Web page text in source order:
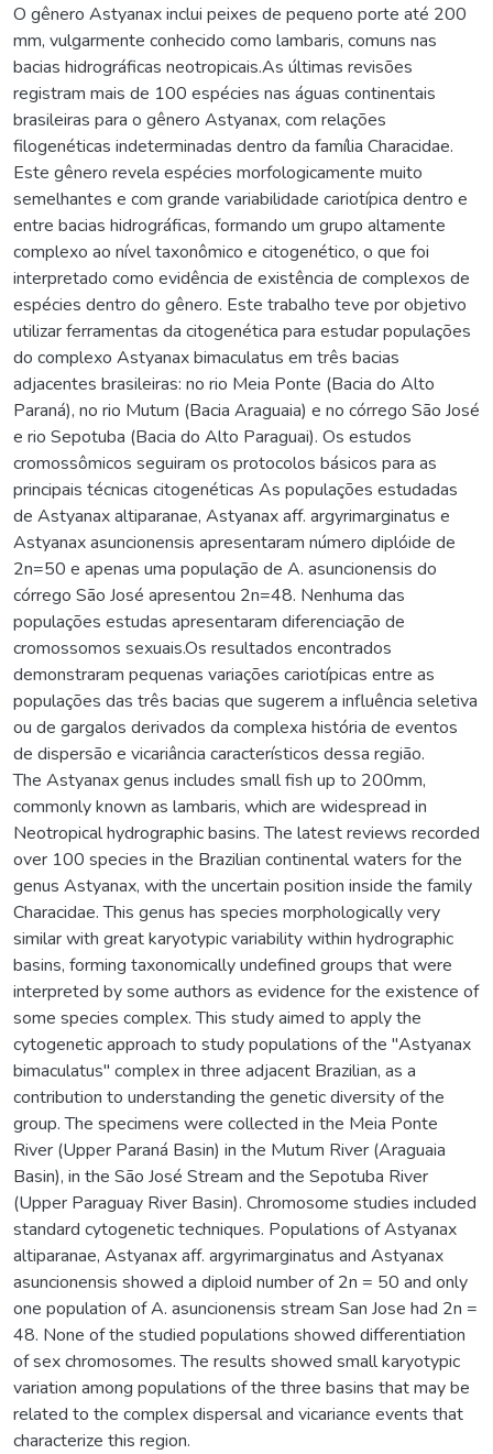
O gênero Astyanax inclui peixes de pequeno porte até 200
mm, vulgarmente conhecido como lambaris, comuns nas
bacias hidrográficas neotropicais.As últimas revisões
registram mais de 100 espécies nas águas continentais
brasileiras para o gênero Astyanax, com relações
filogenéticas indeterminadas dentro da família Characidae.
Este gênero revela espécies morfologicamente muito
semelhantes e com grande variabilidade cariotípica dentro e
entre bacias hidrográficas, formando um grupo altamente
complexo ao nível taxonômico e citogenético, o que foi
interpretado como evidência de existência de complexos de
espécies dentro do gênero. Este trabalho teve por objetivo
utilizar ferramentas da citogenética para estudar populações
do complexo Astyanax bimaculatus em três bacias
adjacentes brasileiras: no rio Meia Ponte (Bacia do Alto
Paraná), no rio Mutum (Bacia Araguaia) e no córrego São José
e rio Sepotuba (Bacia do Alto Paraguai). Os estudos
cromossômicos seguiram os protocolos básicos para as
principais técnicas citogenéticas As populações estudadas
de Astyanax altiparanae, Astyanax aff. argyrimarginatus e
Astyanax asuncionensis apresentaram número diplóide de
2n=50 e apenas uma população de A. asuncionensis do
córrego São José apresentou 2n=48. Nenhuma das
populações estudas apresentaram diferenciação de
cromossomos sexuais.Os resultados encontrados
demonstraram pequenas variações cariotípicas entre as
populações das três bacias que sugerem a influência seletiva
ou de gargalos derivados da complexa história de eventos
de dispersão e vicariância característicos dessa região.
The Astyanax genus includes small fish up to 200mm,
commonly known as lambaris, which are widespread in
Neotropical hydrographic basins. The latest reviews recorded
over 100 species in the Brazilian continental waters for the
genus Astyanax, with the uncertain position inside the family
Characidae. This genus has species morphologically very
similar with great karyotypic variability within hydrographic
basins, forming taxonomically undefined groups that were
interpreted by some authors as evidence for the existence of
some species complex. This study aimed to apply the
cytogenetic approach to study populations of the "Astyanax
bimaculatus" complex in three adjacent Brazilian, as a
contribution to understanding the genetic diversity of the
group. The specimens were collected in the Meia Ponte
River (Upper Paraná Basin) in the Mutum River (Araguaia
Basin), in the São José Stream and the Sepotuba River
(Upper Paraguay River Basin). Chromosome studies included
standard cytogenetic techniques. Populations of Astyanax
altiparanae, Astyanax aff. argyrimarginatus and Astyanax
asuncionensis showed a diploid number of 2n = 50 and only
one population of A. asuncionensis stream San Jose had 2n =
48. None of the studied populations showed differentiation
of sex chromosomes. The results showed small karyotypic
variation among populations of the three basins that may be
related to the complex dispersal and vicariance events that
characterize this region.